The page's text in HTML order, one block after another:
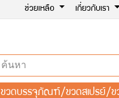
ช่วยเหลือ เกี่ยวกับเรา
ขวดบรรจุภัณฑ์/ขวดสเปรย์/ข